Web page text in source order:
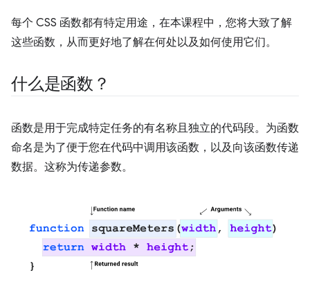
每个 CSS 函数都有特定用途，在本课程中，您将大致了解
这些函数，从而更好地了解在何处以及如何使用它们。
什么是函数？
函数是用于完成特定任务的有名称且独立的代码段。为函数
命名是为了便于您在代码中调用该函数，以及向该函数传递
数据。这称为传递参数。